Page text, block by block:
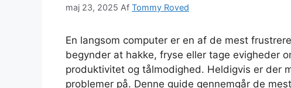
maj 23, 2025 Af Tommy Roved
En langsom computer er en af de mest
begynder at hakke, fryse eller tage evigheder
produktivitet og tålmodighed. Heldigvis er der
problemer på. Denne guide gennemgår de